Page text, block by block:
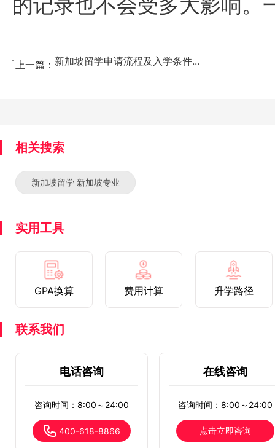
的记录也不会受多大影响
上一篇： 新加坡留学申请流程及入学条件...
相关搜索
新加坡留学 新加坡专业
实用工具
GPA换算 费用计算 升学路径
联系我们
电话咨询
咨询时间：8:00～24:00
400-618-8866
在线咨询
咨询时间：8:00～24:00
点击立即咨询